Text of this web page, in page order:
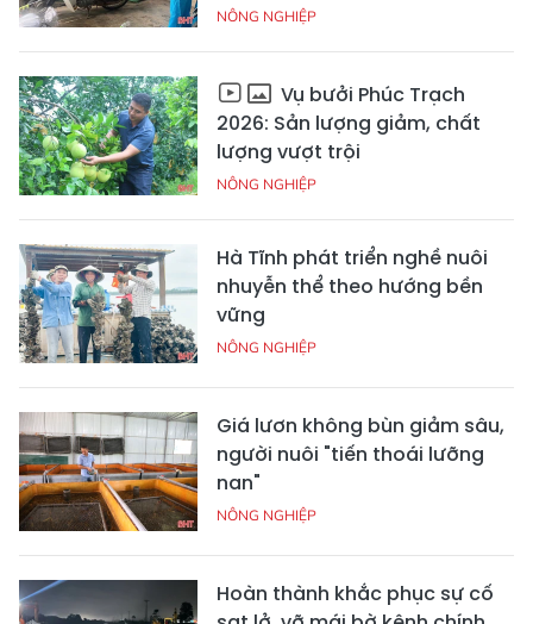
NÔNG NGHIỆP
Vụ bưởi Phúc Trạch
2026: Sản lượng giảm, chất
lượng vượt trội
NÔNG NGHIỆP
Hà Tĩnh phát triển nghề nuôi
nhuyễn thể theo hướng bền
vững
NÔNG NGHIỆP
Giá lươn không bùn giảm sâu,
người nuôi "tiến thoái lưỡng
nan"
NÔNG NGHIỆP
Hoàn thành khắc phục sự cố